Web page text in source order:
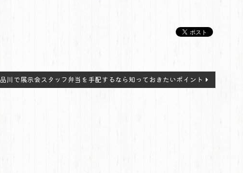
品川で展示会スタッフ弁当を手配するなら知っておきたいポイント